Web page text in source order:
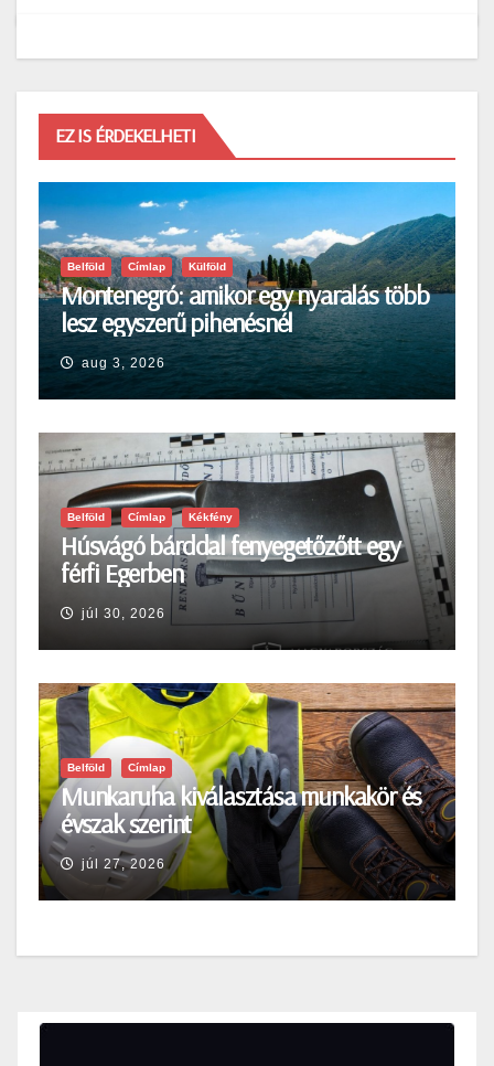
EZ IS ÉRDEKELHETI
Belföld Címlap Külföld
Montenegró: amikor egy nyaralás több
lesz egyszerű pihenésnél
aug 3, 2026
Belföld Címlap Kékfény
Húsvágó bárddal fenyegetőzőtt egy
férfi Egerben
júl 30, 2026
Belföld Címlap
Munkaruha kiválasztása munkakör és
évszak szerint
júl 27, 2026